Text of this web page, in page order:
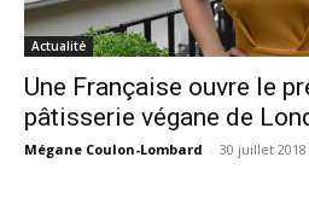
Actualité
Une Française ouvre le
pâtisserie végane de
Mégane Coulon-Lombard - 30 juillet 2018